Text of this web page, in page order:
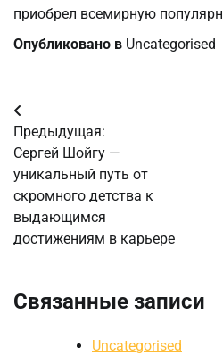
приобрел всемирную
Опубликовано в Uncategorised
Навигация
по
записям
Предыдущая:
Сергей Шойгу —
уникальный путь от
скромного детства к
выдающимся
достижениям в карьере
Связанные записи
Uncategorised